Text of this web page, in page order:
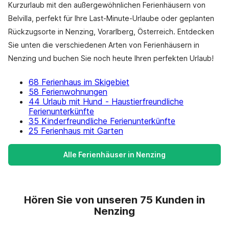
Kurzurlaub mit den außergewöhnlichen Ferienhäusern von
Belvilla, perfekt für Ihre Last-Minute-Urlaube oder geplanten
Rückzugsorte in Nenzing, Vorarlberg, Österreich. Entdecken
Sie unten die verschiedenen Arten von Ferienhäusern in
Nenzing und buchen Sie noch heute Ihren perfekten Urlaub!
68 Ferienhaus im Skigebiet
58 Ferienwohnungen
44 Urlaub mit Hund - Haustierfreundliche
Ferienunterkünfte
35 Kinderfreundliche Ferienunterkünfte
25 Ferienhaus mit Garten
Alle Ferienhäuser in Nenzing
Hören Sie von unseren 75 Kunden in
Nenzing